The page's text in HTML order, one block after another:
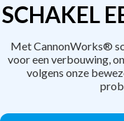
SCHAKEL
Met CannonWorks®
voor een verbouwing,
volgens onze